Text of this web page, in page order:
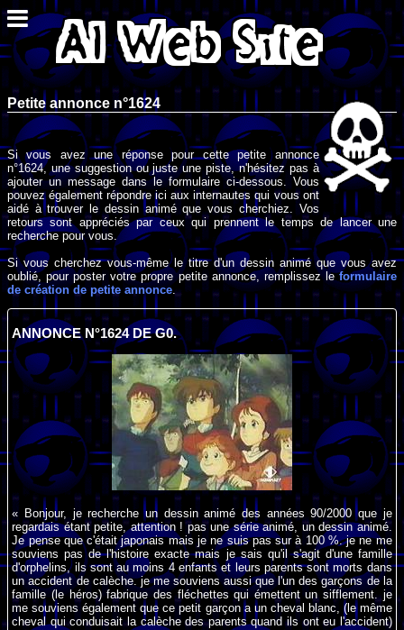
Petite annonce n°1624
Si vous avez une réponse pour cette petite annonce
n°1624, une suggestion ou juste une piste, n'hésitez pas à
ajouter un message dans le formulaire ci-dessous. Vous
pouvez également répondre ici aux internautes qui vous ont
aidé à trouver le dessin animé que vous cherchiez. Vos
retours sont appréciés par ceux qui prennent le temps de lancer une
recherche pour vous.
Si vous cherchez vous-même le titre d'un dessin animé que vous avez
oublié, pour poster votre propre petite annonce, remplissez leformulaire
de création de petite annonce .
ANNONCE N°1624 DE G0.
« Bonjour, je recherche un dessin animé des années 90/2000 que je
regardais étant petite, attention ! pas une série animé, un dessin animé.
Je pense que c'était japonais mais je ne suis pas sur à 100 %. je ne me
souviens pas de l'histoire exacte mais je sais qu'il s'agit d'une famille
d'orphelins, ils sont au moins 4 enfants et leurs parents sont morts dans
un accident de calèche. je me souviens aussi que l'un des garçons de la
famille (le héros) fabrique des fléchettes qui émettent un sifflement. je
me souviens également que ce petit garçon a un cheval blanc, (le même
cheval qui conduisait la calèche des parents quand ils ont eu l'accident)